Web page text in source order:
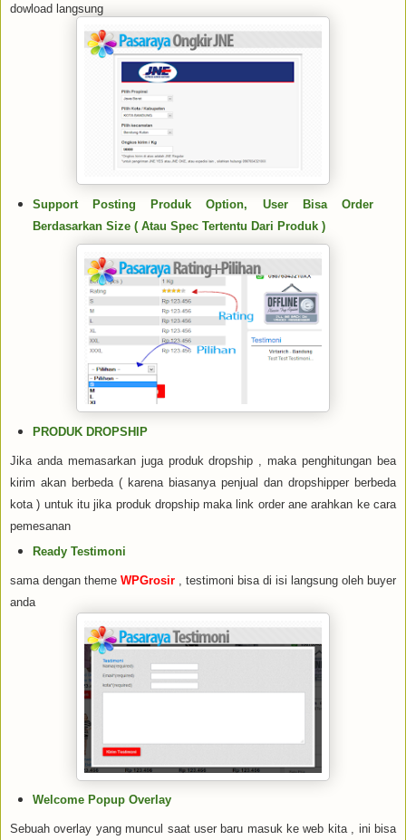
dowload langsung
Support Posting Produk Option, User Bisa Order
Berdasarkan Size ( Atau Spec Tertentu Dari Produk )
PRODUK DROPSHIP
Jika anda memasarkan juga produk dropship , maka penghitungan bea
kirim akan berbeda ( karena biasanya penjual dan dropshipper berbeda
kota ) untuk itu jika produk dropship maka link order ane arahkan ke cara
pemesanan
Ready Testimoni
sama dengan theme WPGrosir , testimoni bisa di isi langsung oleh buyer
anda
Welcome Popup Overlay
Sebuah overlay yang muncul saat user baru masuk ke web kita , ini bisa